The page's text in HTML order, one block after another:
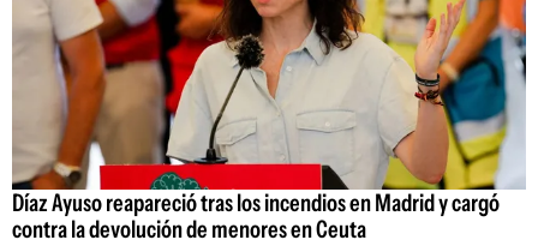
Díaz Ayuso reapareció tras los incendios en Madrid y cargó
contra la devolución de menores en Ceuta